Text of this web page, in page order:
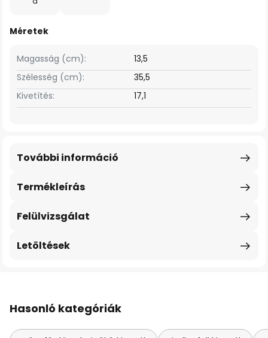
Méretek
Szélesség (cm): 35,5
Magasság (cm): 13,5
Kivetítés: 17,1
Termékleírás
További információ
Felülvizsgálat
Letöltések
Hasonló kategóriák